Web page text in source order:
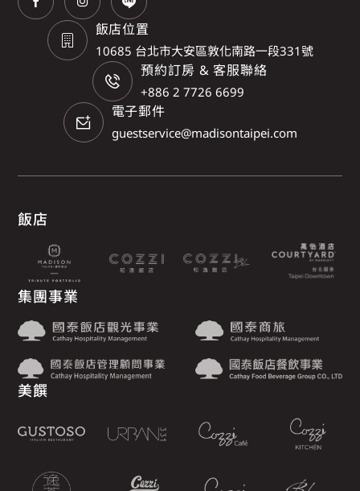
飯店位置
10685 台北市大安區敦化南路一段331號
預約訂房 & 客服聯絡
+886 2 7726 6699
電子郵件
guestservice@madisontaipei.com
飯店
集團事業
美饌